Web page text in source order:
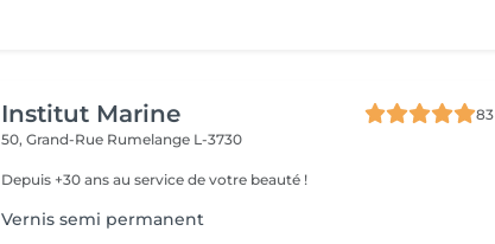
Institut Marine
83
50, Grand-Rue Rumelange L-3730
Depuis +30 ans au service de votre beauté !
Vernis semi permanent